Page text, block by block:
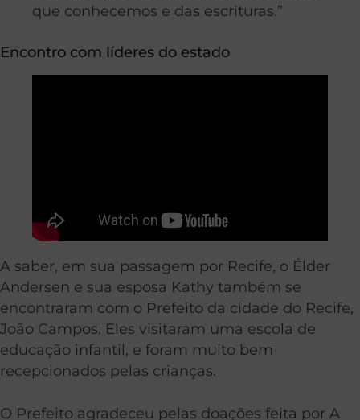
que conhecemos e das escrituras.”
Encontro com líderes do estado
A saber, em sua passagem por Recife, o Élder
Andersen e sua esposa Kathy também se
encontraram com o Prefeito da cidade do Recife,
João Campos. Eles visitaram uma escola de
educação infantil, e foram muito bem
recepcionados pelas crianças.
O Prefeito agradeceu pelas doações feita por A